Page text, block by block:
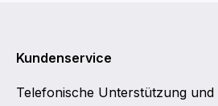
Kundenservice
Telefonische Unterstützung und